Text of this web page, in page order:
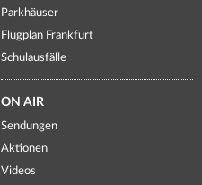
Parkhäuser
Flugplan Frankfurt
Schulausfälle
ON AIR
Sendungen
Aktionen
Videos